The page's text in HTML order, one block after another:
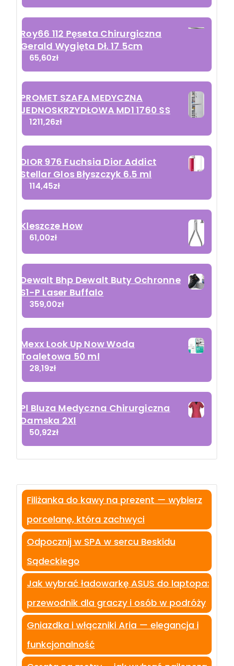
Roy66 112 Pęseta Chirurgiczna
Gerald Wygięta Dł. 17 5cm
65,60zł
PROMET SZAFA MEDYCZNA
JEDNOSKRZYDŁOWA MD1 1760 SS
1211,26zł
DIOR 976 Fuchsia Dior Addict
Stellar Glos Błyszczyk 6.5 ml
114,45zł
Kleszcze How
61,00zł
Dewalt Bhp Dewalt Buty Ochronne
S1-P Laser Buffalo
359,00zł
Mexx Look Up Now Woda
Toaletowa 50 ml
28,19zł
Pl Bluza Medyczna Chirurgiczna
Damska 2Xl
50,92zł
Filiżanka do kawy na prezent — wybierz
porcelanę, która zachwyci
Odpocznij w SPA w sercu Beskidu
Sądeckiego
Jak wybrać ładowarkę ASUS do laptopa:
przewodnik dla graczy i osób w podróży
Gniazdka i włączniki Aria — elegancja i
funkcjonalność